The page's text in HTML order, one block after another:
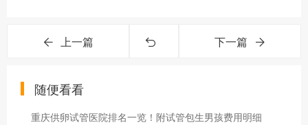
上一篇 下一篇
随便看看
重庆供卵试管医院排名一览！附试管包生男孩费用明细